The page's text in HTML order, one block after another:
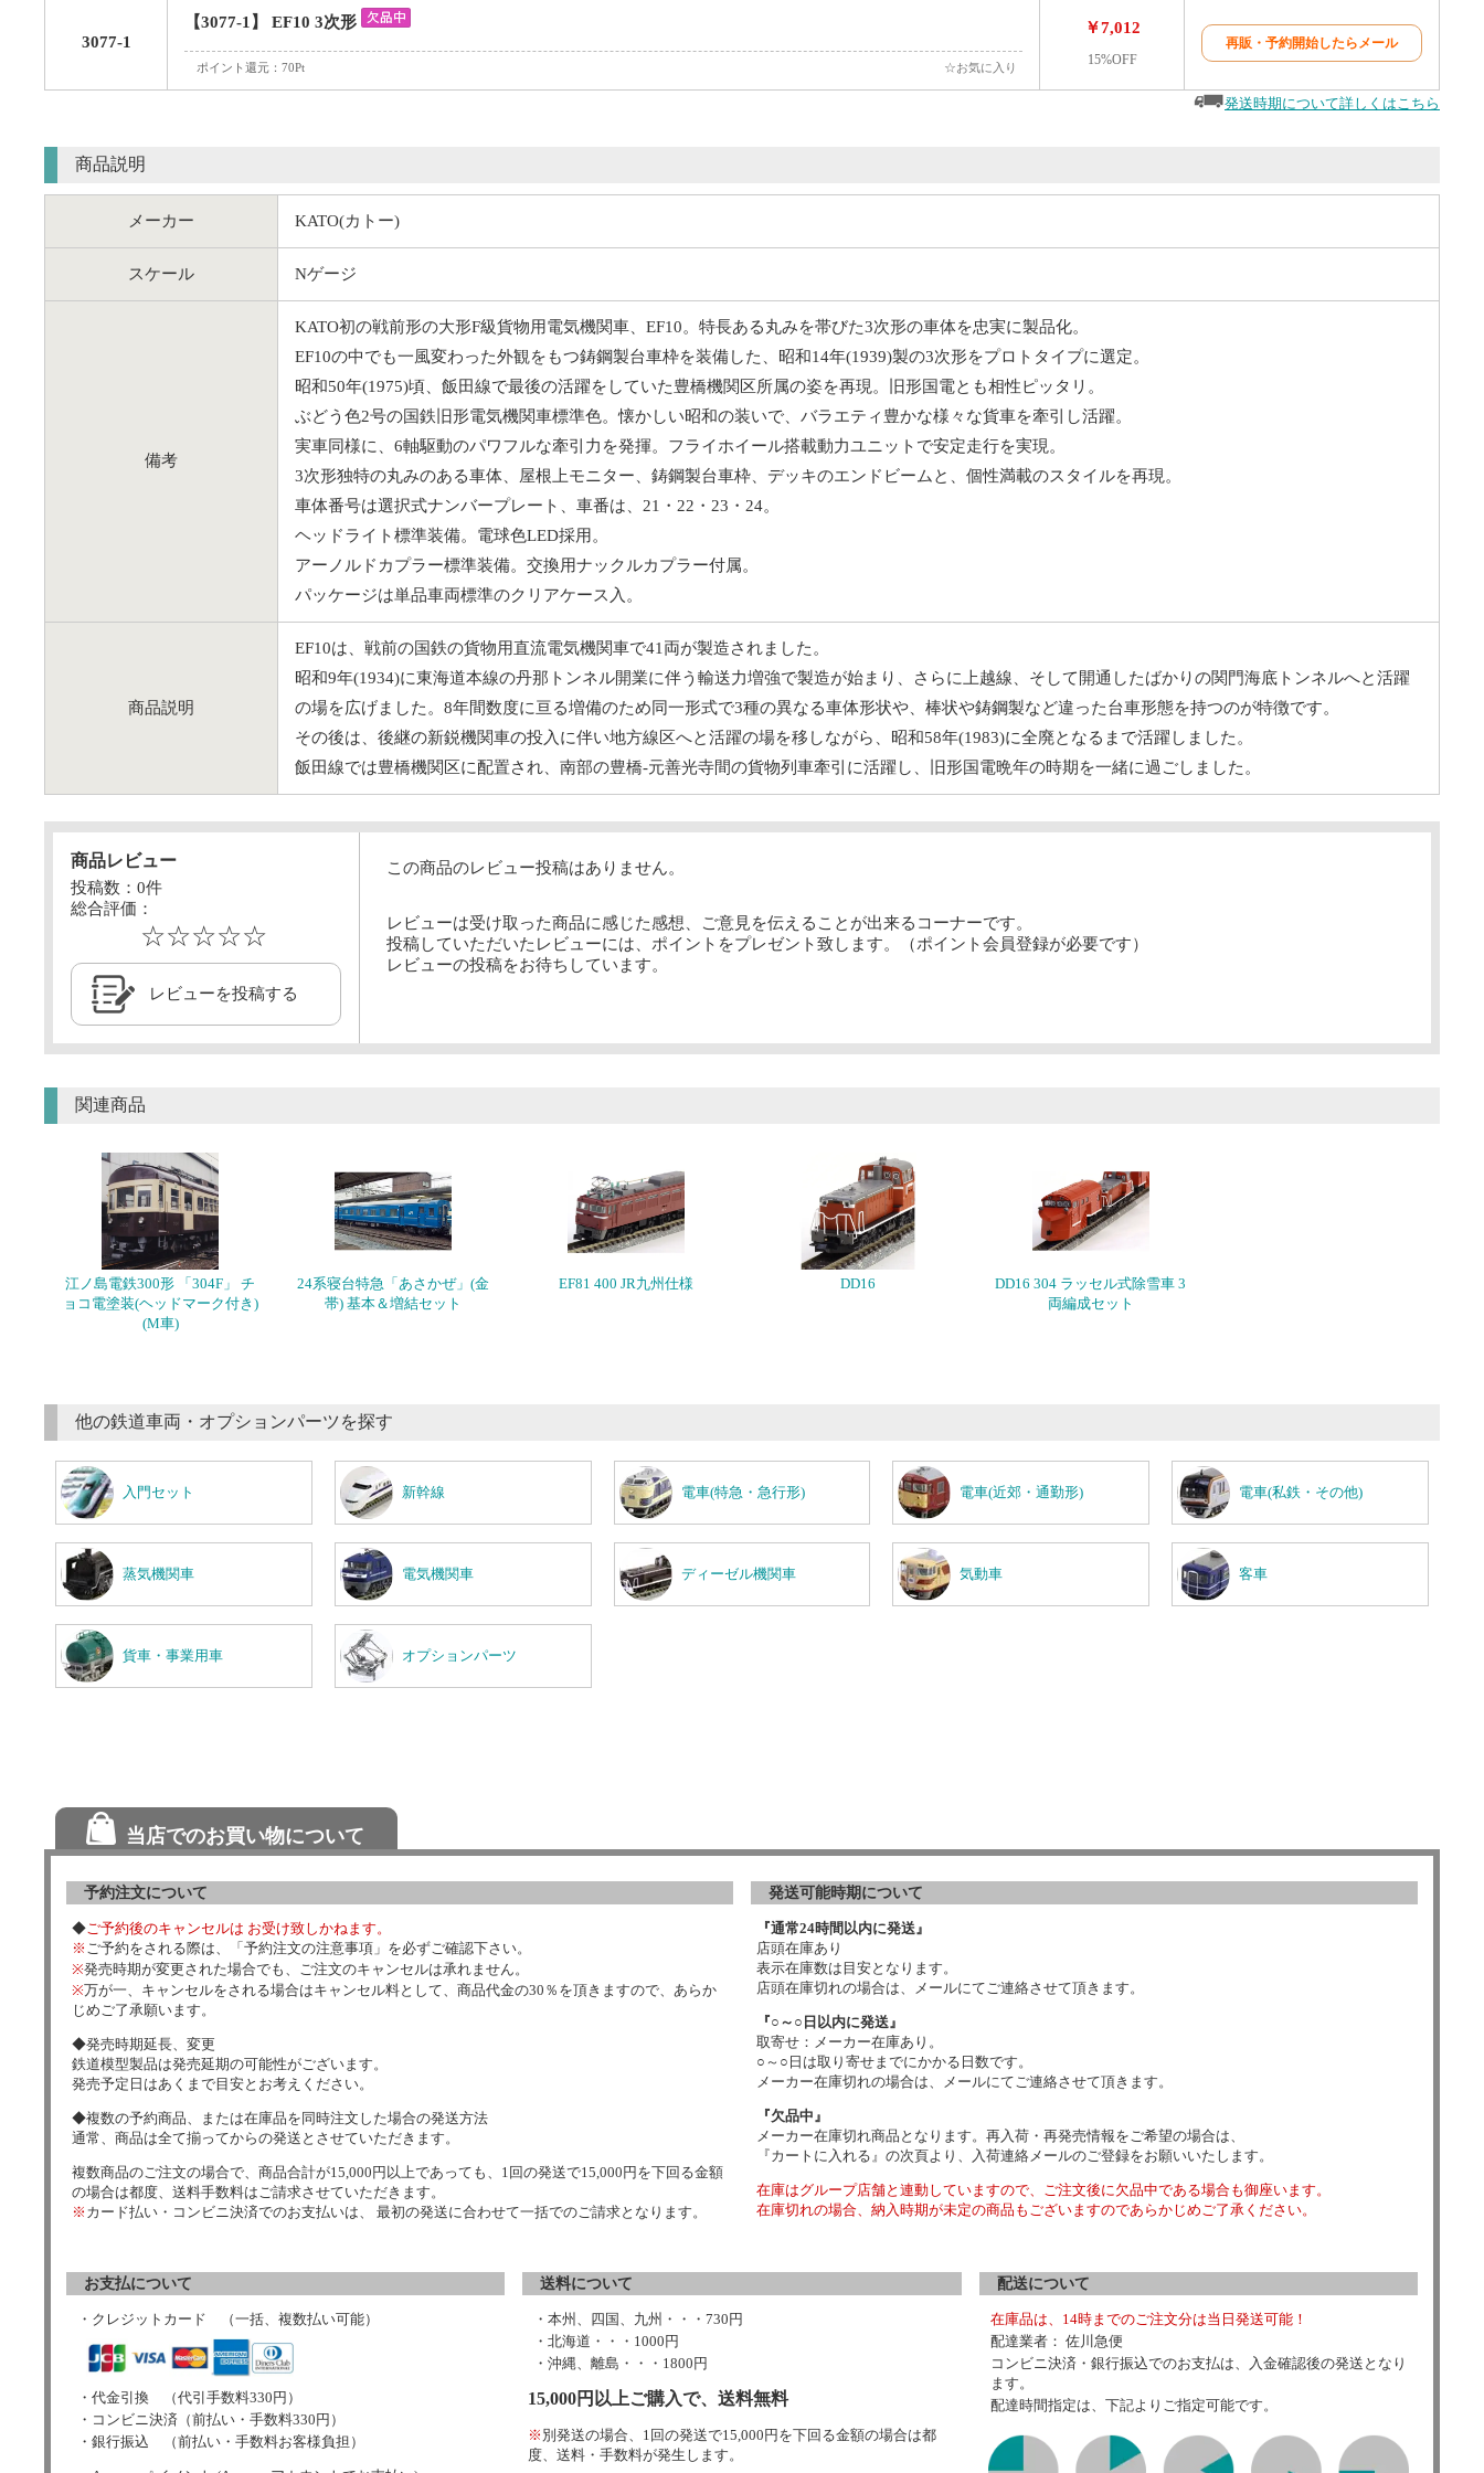
3077-1
【3077-1】 EF10 3次形
ポイント還元：70Pt ☆お気に入り
￥7,012
15%OFF
再販・予約開始したらメール
発送時期について詳しくはこちら
商品説明
メーカー KATO(カトー)
スケール Nゲージ
備考
KATO初の戦前形の大形F級貨物用電気機関車、EF10。特長ある丸みを帯びた3次形の車体を忠実に製品化。
EF10の中でも一風変わった外観をもつ鋳鋼製台車枠を装備した、昭和14年(1939)製の3次形をプロトタイプに選定。
昭和50年(1975)頃、飯田線で最後の活躍をしていた豊橋機関区所属の姿を再現。旧形国電とも相性ピッタリ。
ぶどう色2号の国鉄旧形電気機関車標準色。懐かしい昭和の装いで、バラエティ豊かな様々な貨車を牽引し活躍。
実車同様に、6軸駆動のパワフルな牽引力を発揮。フライホイール搭載動力ユニットで安定走行を実現。
3次形独特の丸みのある車体、屋根上モニター、鋳鋼製台車枠、デッキのエンドビームと、個性満載のスタイルを再現。
車体番号は選択式ナンバープレート、車番は、21・22・23・24。
ヘッドライト標準装備。電球色LED採用。
アーノルドカプラー標準装備。交換用ナックルカプラー付属。
パッケージは単品車両標準のクリアケース入。
商品説明
EF10は、戦前の国鉄の貨物用直流電気機関車で41両が製造されました。
昭和9年(1934)に東海道本線の丹那トンネル開業に伴う輸送力増強で製造が始まり、さらに上越線、そして開通したばかりの関門海底トンネルへと活躍
の場を広げました。8年間数度に亘る増備のため同一形式で3種の異なる車体形状や、棒状や鋳鋼製など違った台車形態を持つのが特徴です。
その後は、後継の新鋭機関車の投入に伴い地方線区へと活躍の場を移しながら、昭和58年(1983)に全廃となるまで活躍しました。
飯田線では豊橋機関区に配置され、南部の豊橋-元善光寺間の貨物列車牽引に活躍し、旧形国電晩年の時期を一緒に過ごしました。
商品レビュー
投稿数： 0件
総合評価：
☆☆☆☆☆
レビューを投稿する
この商品のレビュー投稿はありません。
レビューは受け取った商品に感じた感想、ご意見を伝えることが出来るコーナーです。
投稿していただいたレビューには、ポイントをプレゼント致します。（ポイント会員登録が必要です）
レビューの投稿をお待ちしています。
関連商品
江ノ島電鉄300形 「304F」 チ
ョコ電塗装(ヘッドマーク付き)
(M車)
24系寝台特急「あさかぜ」(金
帯) 基本＆増結セット
EF81 400 JR九州仕様 DD16
DD16 304 ラッセル式除雪車 3
両編成セット
他の鉄道車両・オプションパーツを探す
入門セット 新幹線 電車(特急・急行形) 電車(近郊・通勤形) 電車(私鉄・その他)
蒸気機関車 電気機関車 ディーゼル機関車 気動車 客車
貨車・事業用車 オプションパーツ
当店でのお買い物について
予約注文について
◆ご予約後のキャンセルは お受け致しかねます。
※ ご予約をされる際は、「予約注文の注意事項」を必ずご確認下さい。
※発売時期が変更された場合でも、ご注文のキャンセルは承れません。
※万が一、キャンセルをされる場合はキャンセル料として、商品代金の30％を頂きますので、あらか
じめご了承願います。
◆発売時期延長、変更
鉄道模型製品は発売延期の可能性がございます。
発売予定日はあくまで目安とお考えください。
◆複数の予約商品、または在庫品を同時注文した場合の発送方法
通常、商品は全て揃ってからの発送とさせていただきます。
複数商品のご注文の場合で、商品合計が15,000円以上であっても、1回の発送で15,000円を下回る金額
の場合は都度、送料手数料はご請求させていただきます。
※ カード払い・コンビニ決済でのお支払いは、 最初の発送に合わせて一括でのご請求となります。
発送可能時期について
『通常24時間以内に発送』
店頭在庫あり
表示在庫数は目安となります。
店頭在庫切れの場合は、メールにてご連絡させて頂きます。
『○～○日以内に発送』
取寄せ：メーカー在庫あり。
○～○日は取り寄せまでにかかる日数です。
メーカー在庫切れの場合は、メールにてご連絡させて頂きます。
『欠品中』
メーカー在庫切れ商品となります。再入荷・再発売情報をご希望の場合は、
『カートに入れる』の次頁より、入荷連絡メールのご登録をお願いいたします。
在庫はグループ店舗と連動していますので、ご注文後に欠品中である場合も御座います。
在庫切れの場合、納入時期が未定の商品もございますのであらかじめご了承ください。
お支払について
・クレジットカード （一括、複数払い可能）
・代金引換 （代引手数料330円）
・コンビニ決済（前払い・手数料330円）
・銀行振込 （前払い・手数料お客様負担）
送料について
・本州、四国、九州・・・730円
・北海道・・・1000円
・沖縄、離島・・・1800円
15,000円以上ご購入で、送料無料
※ 別発送の場合、1回の発送で15,000円を下回る金額の場合は都
度、送料・手数料が発生します。
配送について
在庫品は、14時までのご注文分は当日発送可能！
配達業者： 佐川急便
コンビニ決済・銀行振込でのお支払は、入金確認後の発送となり
ます。
配達時間指定は、下記よりご指定可能です。